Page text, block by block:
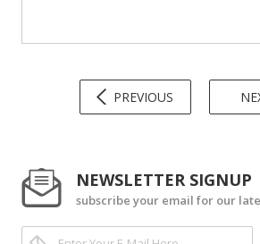
PREVIOUS
NEWSLETTER SIGNUP
subscribe your email for our